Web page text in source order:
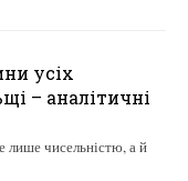
усіх
– аналітичні
лише чисельністю, а й